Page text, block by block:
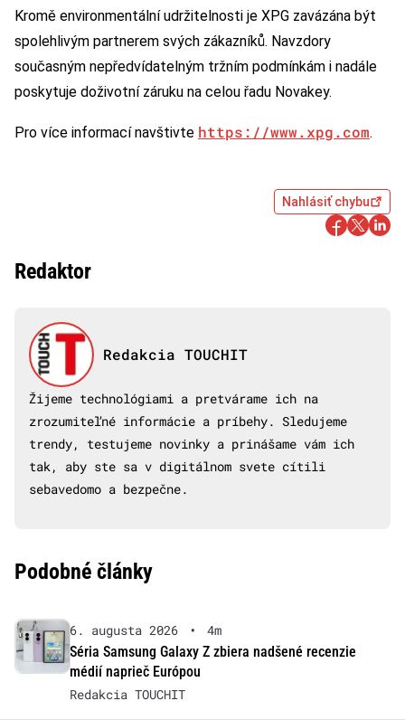
Kromě environmentální udržitelnosti je XPG zavázána být
spolehlivým partnerem svých zákazníků. Navzdory
současným nepředvídatelným tržním podmínkám i nadále
poskytuje doživotní záruku na celou řadu Novakey.
Pro více informací navštivte https://www.xpg.com.
Nahlásiť chybu
Redaktor
Redakcia TOUCHIT
Žijeme technológiami a pretvárame ich na
zrozumiteľné informácie a príbehy. Sledujeme
trendy, testujeme novinky a prinášame vám ich
tak, aby ste sa v digitálnom svete cítili
sebavedomo a bezpečne.
Podobné články
6. augusta 2026 •
4m
Séria Samsung Galaxy Z zbiera nadšené recenzie
médií naprieč Európou
Redakcia TOUCHIT